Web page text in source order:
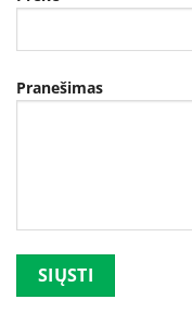
Pranešimas